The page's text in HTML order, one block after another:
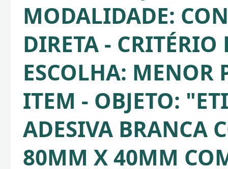
MODALIDADE:
DIRETA - CRITÉRIO
ESCOLHA: MENOR
ITEM - OBJETO:
ADESIVA BRANCA
80MM X 40MM